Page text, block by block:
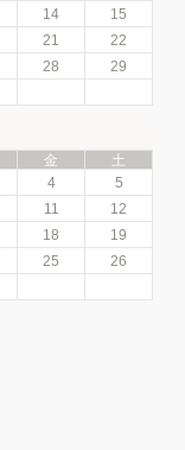
14
15
21
22
28
29
金
土
4
5
11
12
18
19
25
26